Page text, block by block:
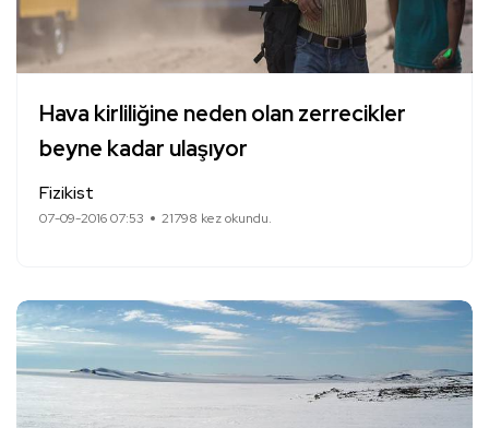
Hava kirliliğine neden olan zerrecikler
beyne kadar ulaşıyor
Fizikist
07-09-2016 07:53 21798 kez okundu.